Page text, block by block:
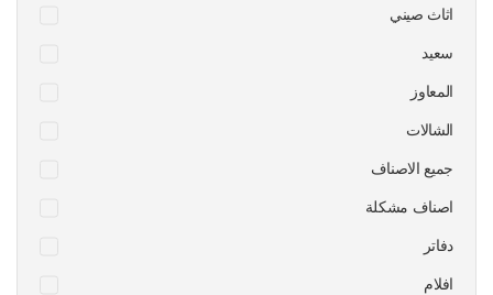
اثاث صيني
سعيد
المعاوز
الشالات
جميع الاصناف
اصناف مشكلة
دفاتر
افلام